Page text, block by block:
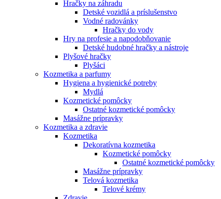
Hračky na záhradu
Detské vozidlá a príslušenstvo
Vodné radovánky
Hračky do vody
Hry na profesie a napodobňovanie
Detské hudobné hračky a nástroje
Plyšové hračky
Plyšáci
Kozmetika a parfumy
Hygiena a hygienické potreby
Mydlá
Kozmetické pomôcky
Ostatné kozmetické pomôcky
Masážne prípravky
Kozmetika a zdravie
Kozmetika
Dekoratívna kozmetika
Kozmetické pomôcky
Ostatné kozmetické pomôcky
Masážne prípravky
Telová kozmetika
Telové krémy